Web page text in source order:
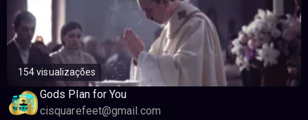
154 visualizações
Gods Plan for You
cisquarefeet@gmail.com